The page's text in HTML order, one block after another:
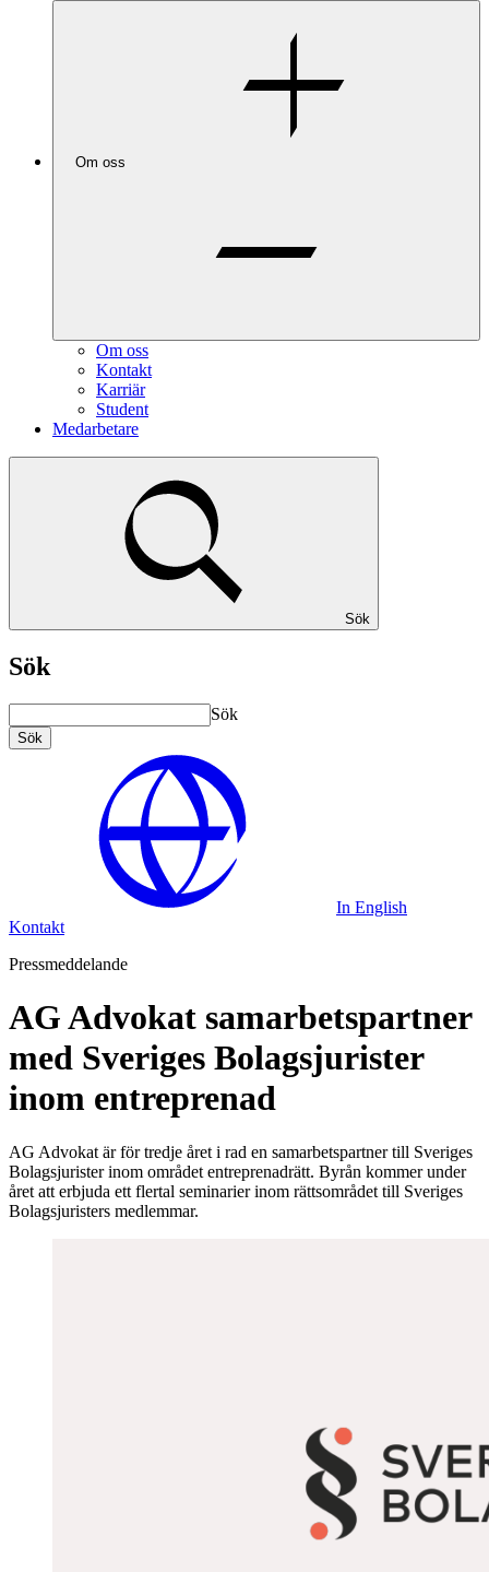
Om oss
Om oss
Kontakt
Karriär
Student
Medarbetare
Sök
Sök
Sök
Sök
In English
Kontakt
Pressmeddelande
AG Advokat samarbetspartner
med Sveriges Bolagsjurister
inom entreprenad
AG Advokat är för tredje året i rad en samarbetspartner till Sveriges
Bolagsjurister inom området entreprenadrätt. Byrån kommer under
året att erbjuda ett flertal seminarier inom rättsområdet till Sveriges
Bolagsjuristers medlemmar.